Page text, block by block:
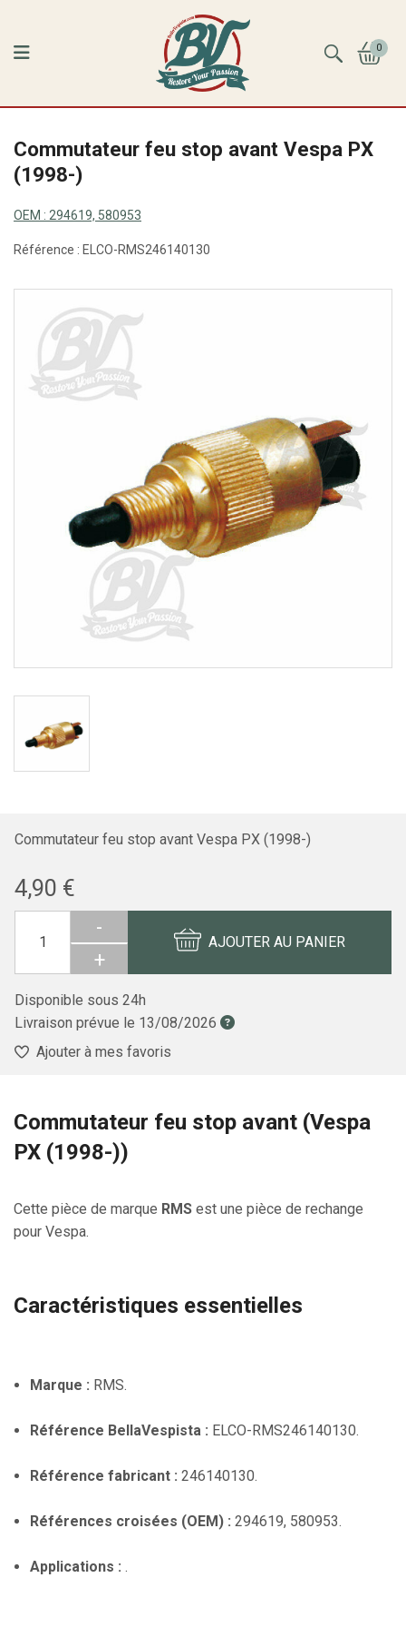
0
Commutateur feu stop avant Vespa PX
(1998-)
OEM : 294619, 580953
Référence : ELCO-RMS246140130
Commutateur feu stop avant Vespa PX (1998-)
4,90 €
-
+
AJOUTER AU PANIER
Disponible sous 24h
Livraison prévue le 13/08/2026
Ajouter à mes favoris
Commutateur feu stop avant (Vespa
PX (1998-))
Cette pièce de marque RMS est une pièce de rechange
pour Vespa.
Caractéristiques essentielles
Marque : RMS.
Référence BellaVespista : ELCO-RMS246140130.
Référence fabricant : 246140130.
Références croisées (OEM) : 294619, 580953.
Applications : .